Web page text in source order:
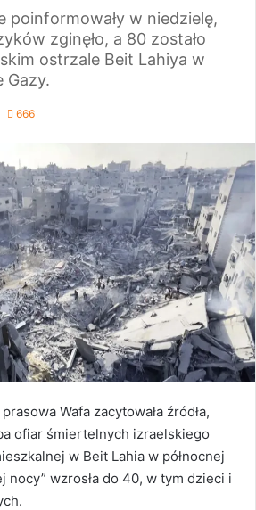
poinformowały w niedzielę,
zginęło, a 80 zostało
ostrzale Beit Lahiya w
Gazy.
666
Wafa zacytowała źródła,
ofiar śmiertelnych izraelskiego
w Beit Lahia w północnej
nocy” wzrosła do 40, w tym dzieci i